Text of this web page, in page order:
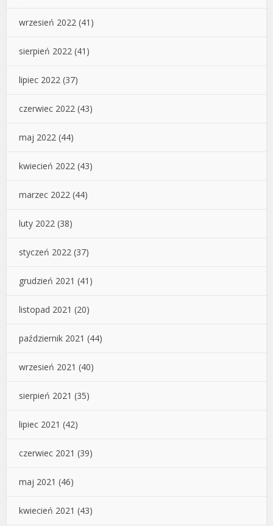
wrzesień 2022 (41)
sierpień 2022 (41)
lipiec 2022 (37)
czerwiec 2022 (43)
maj 2022 (44)
kwiecień 2022 (43)
marzec 2022 (44)
luty 2022 (38)
styczeń 2022 (37)
grudzień 2021 (41)
listopad 2021 (20)
październik 2021 (44)
wrzesień 2021 (40)
sierpień 2021 (35)
lipiec 2021 (42)
czerwiec 2021 (39)
maj 2021 (46)
kwiecień 2021 (43)